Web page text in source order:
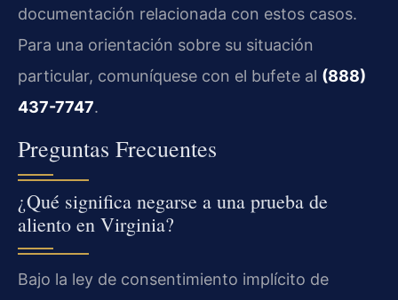
documentación relacionada con estos casos.
Para una orientación sobre su situación
particular, comuníquese con el bufete al (888)
437-7747.
Preguntas Frecuentes
¿Qué significa negarse a una prueba de
aliento en Virginia?
Bajo la ley de consentimiento implícito de